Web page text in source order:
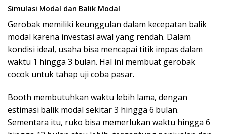
Simulasi Modal dan Balik Modal
Gerobak memiliki keunggulan dalam kecepatan balik
modal karena investasi awal yang rendah. Dalam
kondisi ideal, usaha bisa mencapai titik impas dalam
waktu 1 hingga 3 bulan. Hal ini membuat gerobak
cocok untuk tahap uji coba pasar.
Booth membutuhkan waktu lebih lama, dengan
estimasi balik modal sekitar 3 hingga 6 bulan.
Sementara itu, ruko bisa memerlukan waktu hingga 6